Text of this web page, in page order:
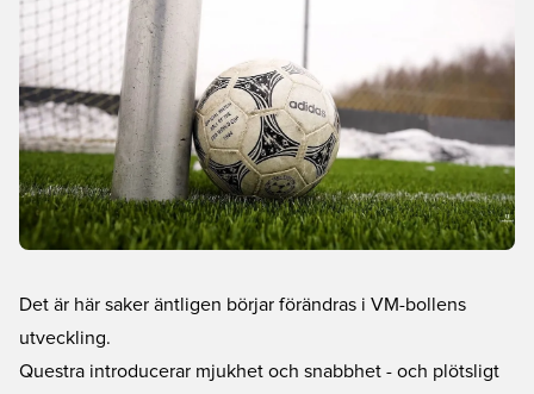
Det är här saker äntligen börjar förändras i VM-bollens
utveckling.
Questra introducerar mjukhet och snabbhet - och plötsligt